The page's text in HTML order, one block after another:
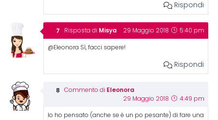
Rispondi
Risposta di Misya 29 Maggio 2018 5:40 pm
@Eleonora Sì, facci sapere!
Rispondi
Commento di Eleonora
29 Maggio 2018 4:49 pm
Io ho pensato (anche se è un po pesante) di fare una